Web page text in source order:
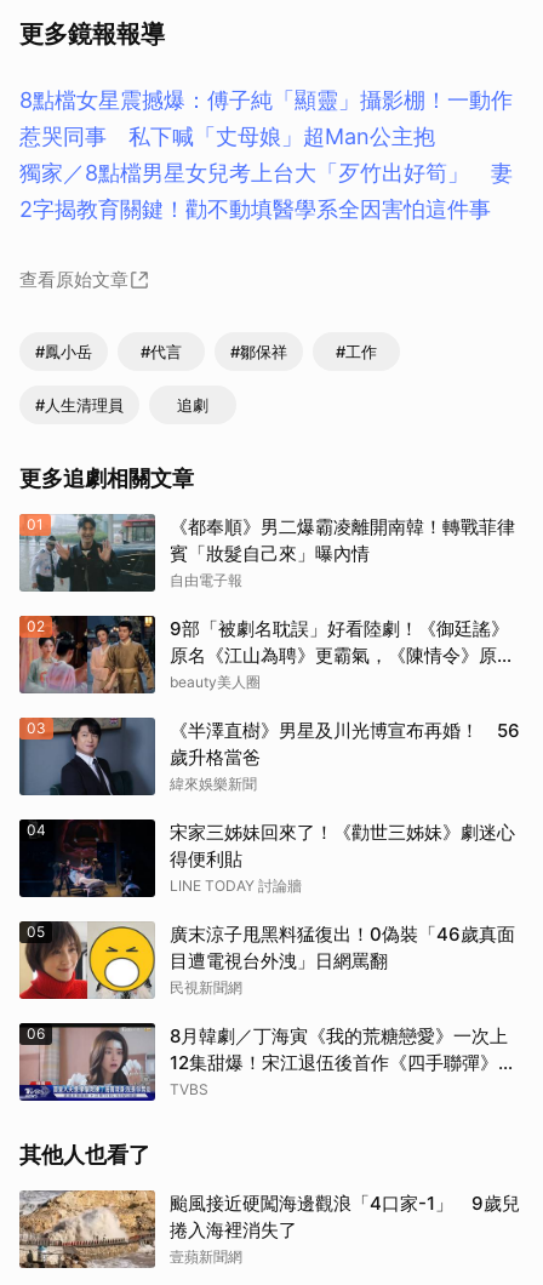
更多鏡報報導
8點檔女星震撼爆：傅子純「顯靈」攝影棚！一動作
惹哭同事 私下喊「丈母娘」超Man公主抱
獨家／8點檔男星女兒考上台大「歹竹出好筍」 妻
2字揭教育關鍵！勸不動填醫學系全因害怕這件事
查看原始文章
#鳳小岳 #代言 #鄒保祥 #工作
#人生清理員 追劇
更多追劇相關文章
01
《都奉順》男二爆霸凌離開南韓！轉戰菲律
賓「妝髮自己來」曝內情
自由電子報
02
9部「被劇名耽誤」好看陸劇！《御廷謠》
原名《江山為聘》更霸氣，《陳情令》原名
好聽
beauty美人圈
03
《半澤直樹》男星及川光博宣布再婚！ 56
歲升格當爸
緯來娛樂新聞
04
宋家三姊妹回來了！《勸世三姊妹》劇迷心
得便利貼
LINE TODAY 討論牆
05
廣末涼子甩黑料猛復出！0偽裝「46歲真面
目遭電視台外洩」日網罵翻
民視新聞網
06
8月韓劇／丁海寅《我的荒糖戀愛》一次上
12集甜爆！宋江退伍後首作《四手聯彈》倒
數
TVBS
其他人也看了
颱風接近硬闖海邊觀浪「4口家-1」 9歲兒
捲入海裡消失了
壹蘋新聞網